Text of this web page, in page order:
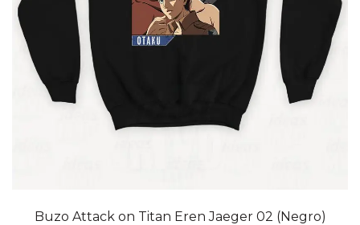
Buzo Attack on Titan Eren Jaeger 02 (Negro)